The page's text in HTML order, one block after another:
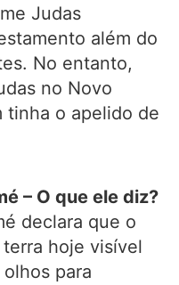
Judas
além do
No entanto,
no Novo
tinha o apelido de
– O que ele diz?
declara que o
hoje visível
para